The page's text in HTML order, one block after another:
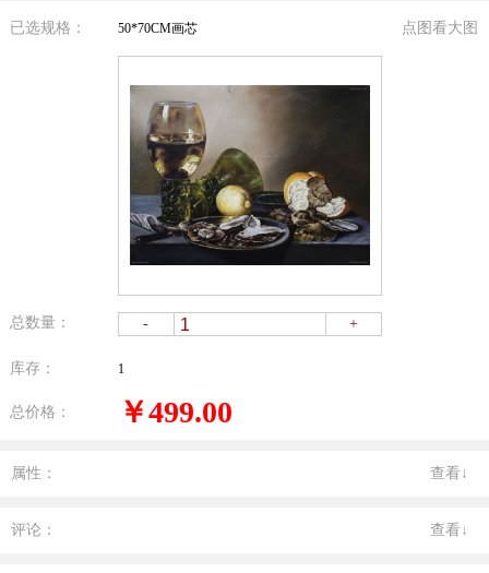
已选规格： 50*70CM画芯 点图看大图
总数量： - +
库存： 1
总价格： ￥499.00
属性： 查看↓
评论： 查看↓